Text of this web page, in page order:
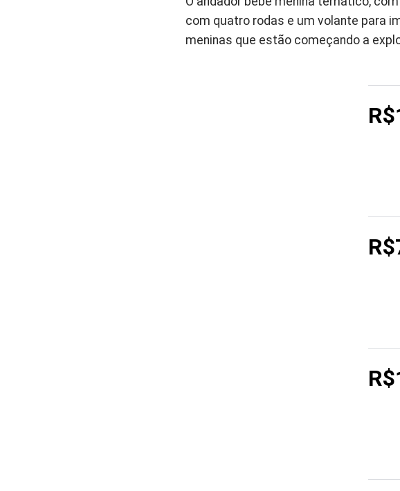
com quatro rodas e um volante para
meninas que estão começando a